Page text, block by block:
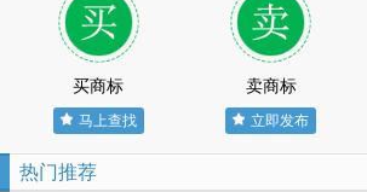
买商标
马上查找
卖商标
立即发布
热门推荐